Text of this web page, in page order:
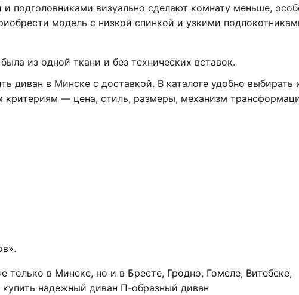
подголовниками визуально сделают комнату меньше,
модель с низкой спинкой и узкими
из одной ткани и без технических вставок.
диван в Минске с доставкой. В каталоге удобно выбирать
критериям — цена, стиль, размеры, механизм
в Минске, но и в Бресте, Гродно, Гомеле, Витебске,
надежный диван П-образный диван